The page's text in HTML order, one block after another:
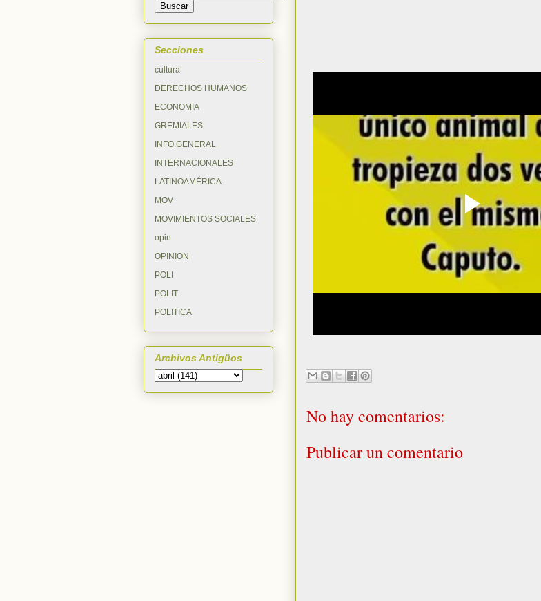
No hay comentarios:
Publicar un comentario
Secciones
cultura
DERECHOS HUMANOS
ECONOMIA
GREMIALES
INFO.GENERAL
INTERNACIONALES
LATINOAMÉRICA
MOV
MOVIMIENTOS SOCIALES
opin
OPINION
POLI
POLIT
POLITICA
Archivos Antigüos